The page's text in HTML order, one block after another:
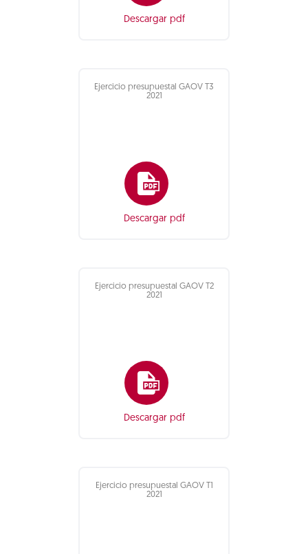
Descargar pdf
Ejercicio presupuestal GAOV T3
2021
Descargar pdf
Ejercicio presupuestal GAOV T2
2021
Descargar pdf
Ejercicio presupuestal GAOV T1
2021